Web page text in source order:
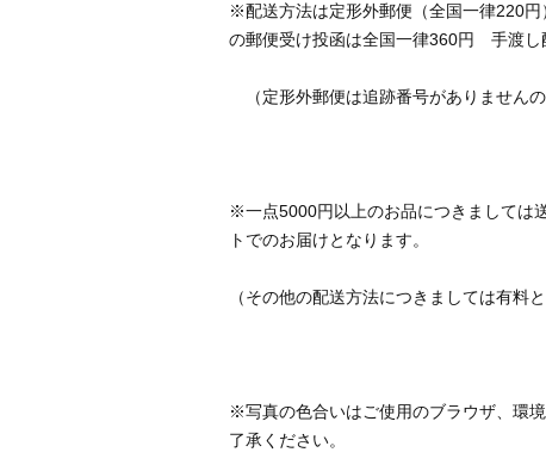
※配送方法は定形外郵便（全国一律220
※一点5000円以上のお品につきましては
※写真の色合いはご使用のブラウザ、環